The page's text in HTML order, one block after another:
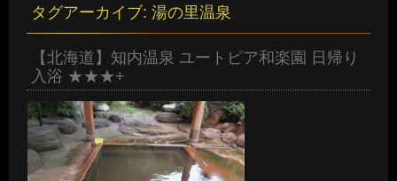
タグアーカイブ: 湯の里温泉
【北海道】知内温泉 ユートピア和楽園 日帰り
入浴 ★★★+